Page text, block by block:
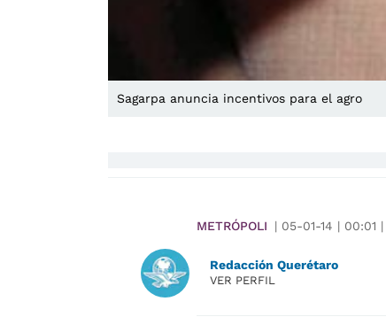
Sagarpa anuncia incentivos para el agro
METRÓPOLI | 05-01-14 | 00:01 |
Redacción Querétaro
VER PERFIL